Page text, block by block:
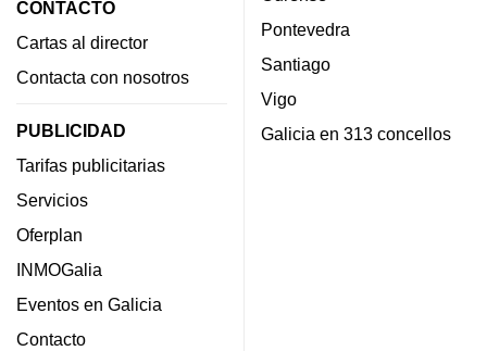
CONTACTO
Cartas al director
Contacta con nosotros
PUBLICIDAD
Tarifas publicitarias
Servicios
Oferplan
INMOGalia
Eventos en Galicia
Contacto
Pontevedra
Santiago
Vigo
Galicia en 313 concellos